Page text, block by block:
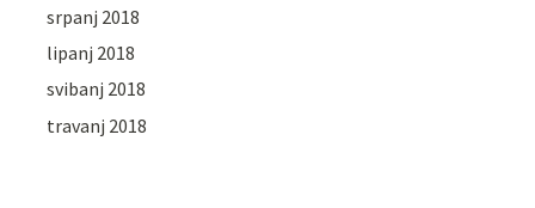
srpanj 2018
lipanj 2018
svibanj 2018
travanj 2018